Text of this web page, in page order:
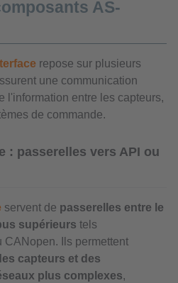
AS-
repose sur plusieurs
une communication
l'information entre les capteurs,
de commande.
: passerelles vers API ou
servent de passerelles entre le
supérieurs tels
CANopen. Ils permettent
capteurs et des
plus complexes,